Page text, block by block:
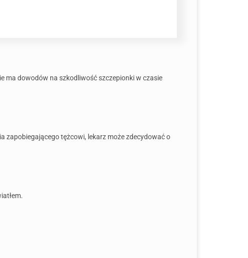
ma dowodów na szkodliwość szczepionki w czasie
zapobiegającego tężcowi, lekarz może zdecydować o